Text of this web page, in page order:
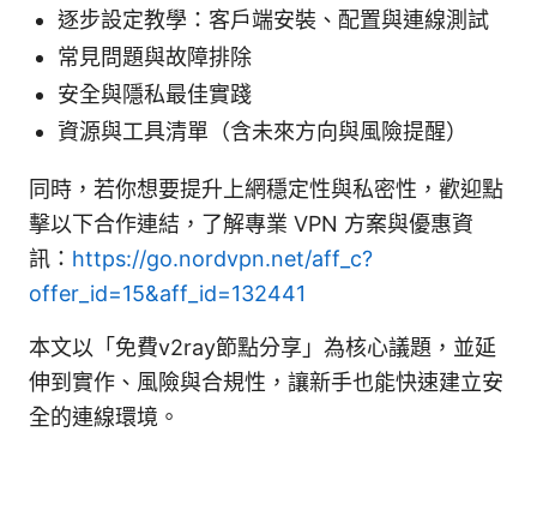
逐步設定教學：客戶端安裝、配置與連線測試
常見問題與故障排除
安全與隱私最佳實踐
資源與工具清單（含未來方向與風險提醒）
同時，若你想要提升上網穩定性與私密性，歡迎點
擊以下合作連結，了解專業 VPN 方案與優惠資
訊： https://go.nordvpn.net/aff_c?
offer_id=15&aff_id=132441
本文以「免費v2ray節點分享」為核心議題，並延
伸到實作、風險與合規性，讓新手也能快速建立安
全的連線環境。